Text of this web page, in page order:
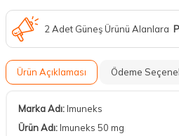
2 Adet Güneş Ürünü Alanlara
Ürün Açıklaması Ödeme
Marka Adı:Imuneks
Ürün Adı:Imuneks 50 mg